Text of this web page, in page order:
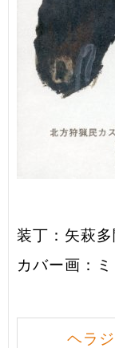
装丁：矢萩多
カバー画：
ヘラ